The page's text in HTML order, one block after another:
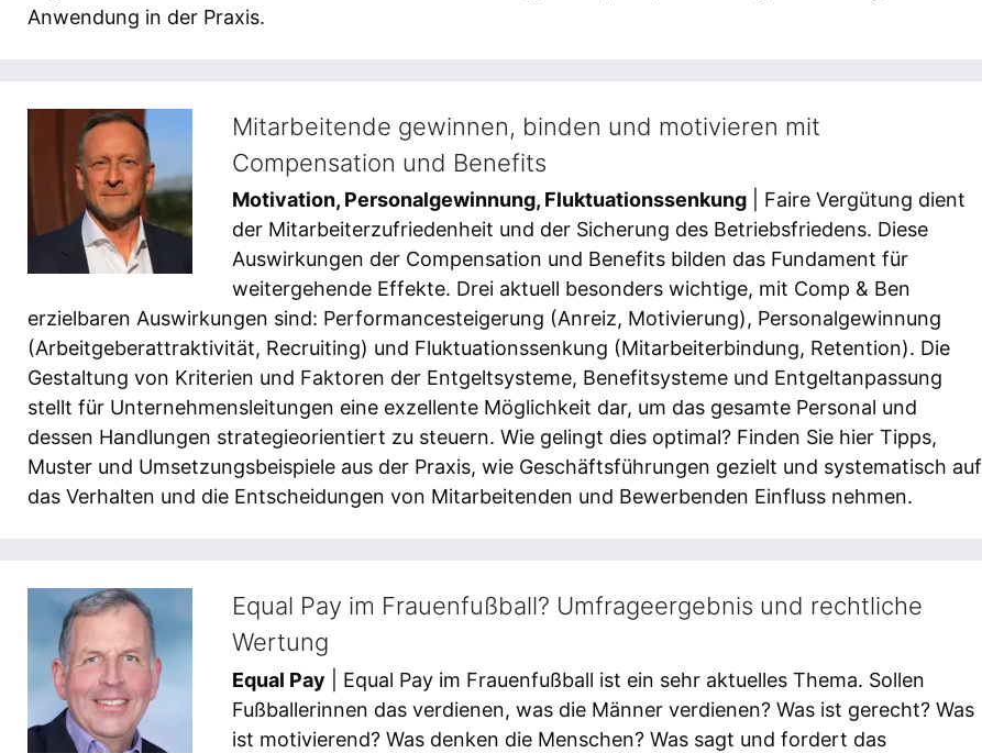
Anwendung in der Praxis.
Mitarbeitende gewinnen, binden und motivieren mit
Compensation und Benefits
Motivation, Personalgewinnung, Fluktuationssenkung | Faire Vergütung dient
der Mitarbeiterzufriedenheit und der Sicherung des Betriebsfriedens. Diese
Auswirkungen der Compensation und Benefits bilden das Fundament für
weitergehende Effekte. Drei aktuell besonders wichtige, mit Comp & Ben
erzielbaren Auswirkungen sind: Performancesteigerung (Anreiz, Motivierung), Personalgewinnung
(Arbeitgeberattraktivität, Recruiting) und Fluktuationssenkung (Mitarbeiterbindung, Retention). Die
Gestaltung von Kriterien und Faktoren der Entgeltsysteme, Benefitsysteme und Entgeltanpassung
stellt für Unternehmensleitungen eine exzellente Möglichkeit dar, um das gesamte Personal und
dessen Handlungen strategieorientiert zu steuern. Wie gelingt dies optimal? Finden Sie hier Tipps,
Muster und Umsetzungsbeispiele aus der Praxis, wie Geschäftsführungen gezielt und systematisch auf
das Verhalten und die Entscheidungen von Mitarbeitenden und Bewerbenden Einfluss nehmen.
Equal Pay im Frauenfußball? Umfrageergebnis und rechtliche
Wertung
Equal Pay | Equal Pay im Frauenfußball ist ein sehr aktuelles Thema. Sollen
Fußballerinnen das verdienen, was die Männer verdienen? Was ist gerecht? Was
ist motivierend? Was denken die Menschen? Was sagt und fordert das